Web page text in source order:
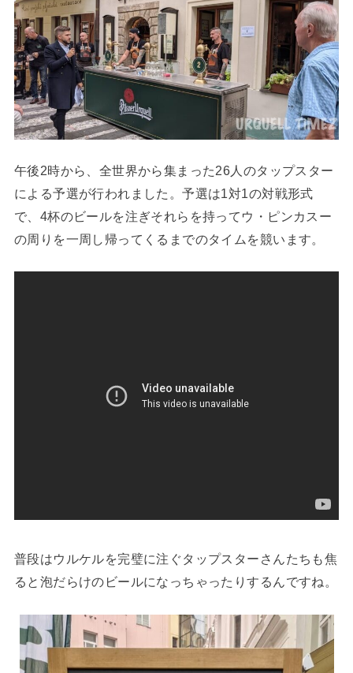
午後2時から、全世界から集まった26人のタップスター
による予選が行われました。予選は1対1の対戦形式
で、4杯のビールを注ぎそれらを持ってウ・ピンカスー
の周りを一周し帰ってくるまでのタイムを競います。
普段はウルケルを完璧に注ぐタップスターさんたちも焦
ると泡だらけのビールになっちゃったりするんですね。